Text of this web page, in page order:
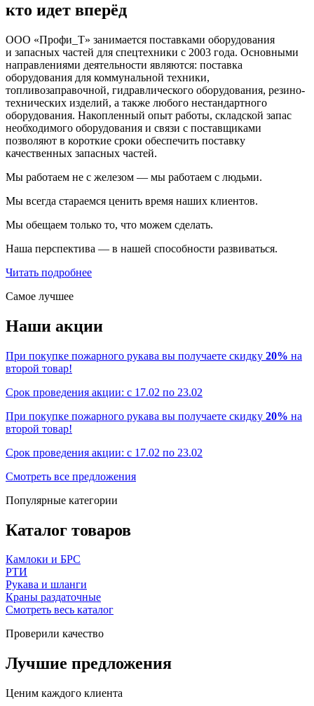
кто идет вперёд
ООО «Профи_Т» занимается поставками оборудования
и запасных частей для спецтехники с 2003 года. Основными
направлениями деятельности являются: поставка
оборудования для коммунальной техники,
топливозаправочной, гидравлического оборудования, резино-
технических изделий, а также любого нестандартного
оборудования. Накопленный опыт работы, складской запас
необходимого оборудования и связи с поставщиками
позволяют в короткие сроки обеспечить поставку
качественных запасных частей.
Мы работаем не с железом — мы работаем с людьми.
Мы всегда стараемся ценить время наших клиентов.
Мы обещаем только то, что можем сделать.
Наша перспектива — в нашей способности развиваться.
Читать подробнее
Самое лучшее
Наши акции
При покупке пожарного рукава вы получаете скидку 20% на
второй товар!
Срок проведения акции: с 17.02 по 23.02
При покупке пожарного рукава вы получаете скидку 20% на
второй товар!
Срок проведения акции: с 17.02 по 23.02
Смотреть все предложения
Популярные категории
Каталог товаров
Камлоки и БРС
РТИ
Рукава и шланги
Краны раздаточные
Смотреть весь каталог
Проверили качество
Лучшие предложения
Ценим каждого клиента